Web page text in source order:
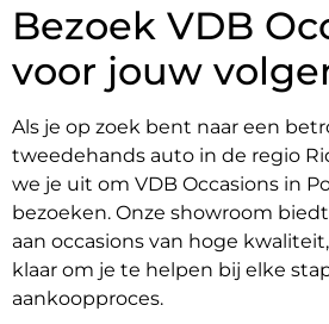
Bezoek VDB
voor jouw
Als je op zoek bent naar een
tweedehands auto in de regio
we je uit om VDB Occasions in
bezoeken. Onze showroom
aan occasions van hoge
klaar om je te helpen bij elke
aankoopproces.